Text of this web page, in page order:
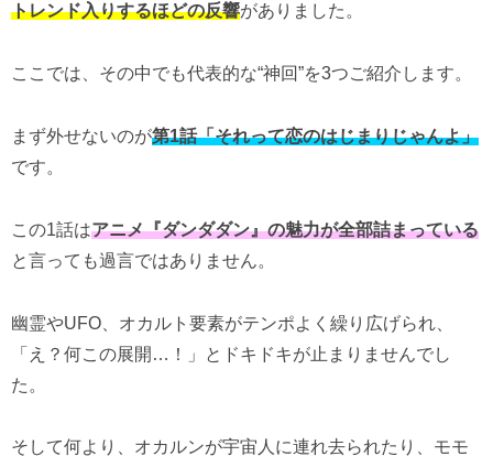
トレンド入りするほどの反響がありました。
ここでは、その中でも代表的な“神回”を3つご紹介します。
まず外せないのが第1話「それって恋のはじまりじゃんよ」
です。
この1話はアニメ『ダンダダン』の魅力が全部詰まっている
と言っても過言ではありません。
幽霊やUFO、オカルト要素がテンポよく繰り広げられ、
「え？何この展開…！」とドキドキが止まりませんでし
た。
そして何より、オカルンが宇宙人に連れ去られたり、モモ